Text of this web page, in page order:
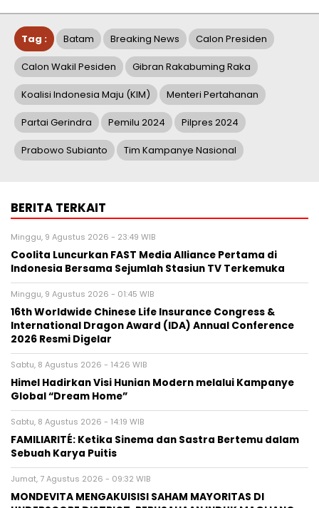
Tag : Batam Breaking News Calon Presiden
Calon Wakil Pesiden Gibran Rakabuming Raka
Koalisi Indonesia Maju (KIM) Menteri Pertahanan
Partai Gerindra Pemilu 2024 Pilpres 2024
Prabowo Subianto Tim Kampanye Nasional
BERITA TERKAIT
Minggu, 9 Agustus 2026 - 23:49 WIB
Coolita Luncurkan FAST Media Alliance Pertama di
Indonesia Bersama Sejumlah Stasiun TV Terkemuka
Minggu, 9 Agustus 2026 - 01:45 WIB
16th Worldwide Chinese Life Insurance Congress &
International Dragon Award (IDA) Annual Conference
2026 Resmi Digelar
Sabtu, 8 Agustus 2026 - 14:26 WIB
Himel Hadirkan Visi Hunian Modern melalui Kampanye
Global “Dream Home”
Sabtu, 8 Agustus 2026 - 14:19 WIB
FAMILIARITÉ: Ketika Sinema dan Sastra Bertemu dalam
Sebuah Karya Puitis
Jumat, 7 Agustus 2026 - 09:32 WIB
MONDEVITA MENGAKUISISI SAHAM MAYORITAS DI